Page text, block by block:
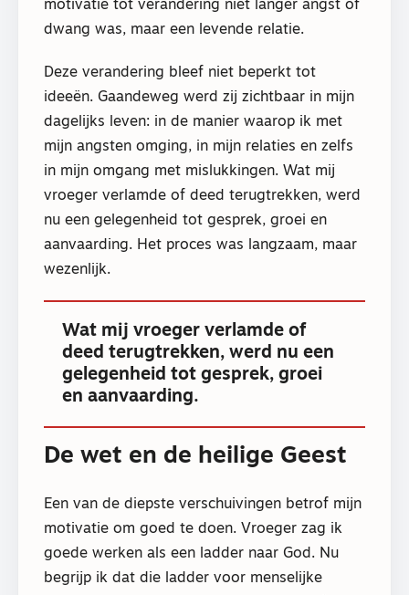
motivatie tot verandering niet langer angst of
dwang was, maar een levende relatie.
Deze verandering bleef niet beperkt tot
ideeën. Gaandeweg werd zij zichtbaar in mijn
dagelijks leven: in de manier waarop ik met
mijn angsten omging, in mijn relaties en zelfs
in mijn omgang met mislukkingen. Wat mij
vroeger verlamde of deed terugtrekken, werd
nu een gelegenheid tot gesprek, groei en
aanvaarding. Het proces was langzaam, maar
wezenlijk.
Wat mij vroeger verlamde of
deed terugtrekken, werd nu een
gelegenheid tot gesprek, groei
en aanvaarding.
De wet en de heilige Geest
Een van de diepste verschuivingen betrof mijn
motivatie om goed te doen. Vroeger zag ik
goede werken als een ladder naar God. Nu
begrijp ik dat die ladder voor menselijke